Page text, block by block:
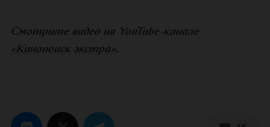
Смотрите видео на YouTube-канале
«Кинопоиск экстра».